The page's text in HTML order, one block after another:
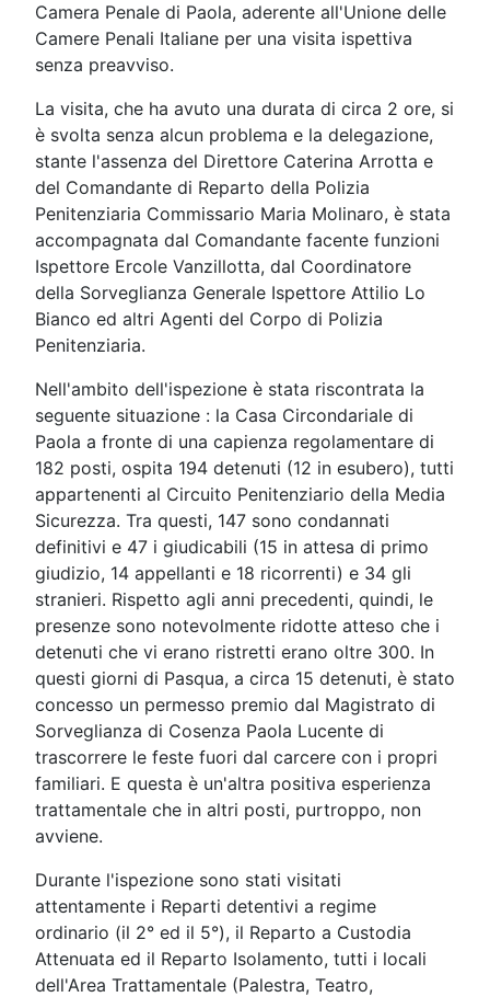
Camera Penale di Paola, aderente all'Unione delle
Camere Penali Italiane per una visita ispettiva
senza preavviso.
La visita, che ha avuto una durata di circa 2 ore, si
è svolta senza alcun problema e la delegazione,
stante l'assenza del Direttore Caterina Arrotta e
del Comandante di Reparto della Polizia
Penitenziaria Commissario Maria Molinaro, è stata
accompagnata dal Comandante facente funzioni
Ispettore Ercole Vanzillotta, dal Coordinatore
della Sorveglianza Generale Ispettore Attilio Lo
Bianco ed altri Agenti del Corpo di Polizia
Penitenziaria.
Nell'ambito dell'ispezione è stata riscontrata la
seguente situazione : la Casa Circondariale di
Paola a fronte di una capienza regolamentare di
182 posti, ospita 194 detenuti (12 in esubero), tutti
appartenenti al Circuito Penitenziario della Media
Sicurezza. Tra questi, 147 sono condannati
definitivi e 47 i giudicabili (15 in attesa di primo
giudizio, 14 appellanti e 18 ricorrenti) e 34 gli
stranieri. Rispetto agli anni precedenti, quindi, le
presenze sono notevolmente ridotte atteso che i
detenuti che vi erano ristretti erano oltre 300. In
questi giorni di Pasqua, a circa 15 detenuti, è stato
concesso un permesso premio dal Magistrato di
Sorveglianza di Cosenza Paola Lucente di
trascorrere le feste fuori dal carcere con i propri
familiari. E questa è un'altra positiva esperienza
trattamentale che in altri posti, purtroppo, non
avviene.
Durante l'ispezione sono stati visitati
attentamente i Reparti detentivi a regime
ordinario (il 2° ed il 5°), il Reparto a Custodia
Attenuata ed il Reparto Isolamento, tutti i locali
dell'Area Trattamentale (Palestra, Teatro,